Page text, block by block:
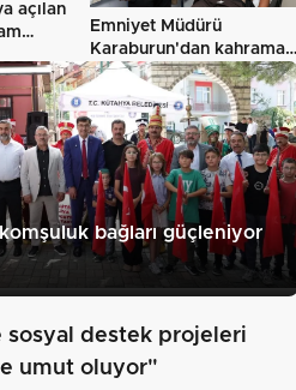
açılan
Emniyet Müdürü
Karaburun'dan kahraman
bekçiye hastanede…
bağları güçleniyor
sosyal destek projeleri
umut oluyor"